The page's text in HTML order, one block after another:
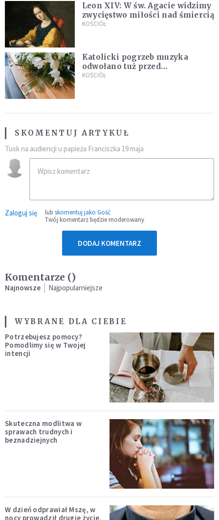
Leon XIV: W św. Agacie widzimy
zwycięstwo miłości nad śmiercią
KOŚCIÓŁ
Katolicki pogrzeb muzyka
odwołano tuż przed
uroczystością. Powodem była
KOŚCIÓŁ
SKOMENTUJ ARTYKUŁ
Tusk na audiencji u papieża Franciszka 19 maja
Zaloguj się lub skomentuj jako Gość
Twój komentarz będzie moderowany
DODAJ KOMENTARZ
Komentarze ()
Najnowsze Najpopularniejsze
WYBRANE DLA CIEBIE
Potrzebujesz pomocy?
Pomodlimy się w Twojej
intencji
Skuteczna modlitwa w
sprawach trudnych i
beznadziejnych
W dzień odprawiał Mszę, w
nocy prowadził drugie życie.